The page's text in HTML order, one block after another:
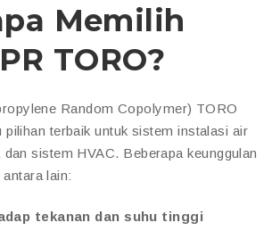
Memilih
TORO?
Random Copolymer) TORO
pilihan terbaik untuk sistem instalasi air
sistem HVAC. Beberapa keunggulan
lain:
tekanan dan suhu tinggi